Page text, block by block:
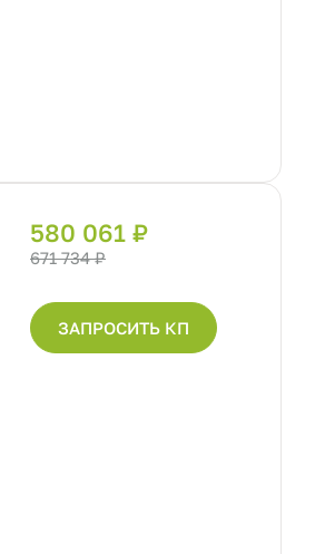
580 061 ₽
671 734 ₽
ЗАПРОСИТЬ КП